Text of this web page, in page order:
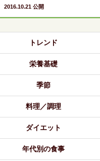
2016.10.21 公開
トレンド
栄養基礎
季節
料理／調理
ダイエット
年代別の食事